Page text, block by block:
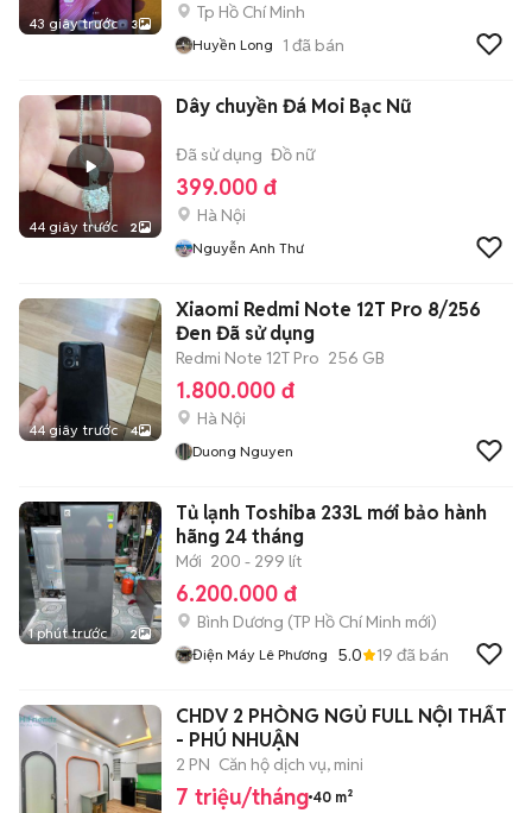
43 giây trước 3
Tp Hồ Chí Minh
Huyền Long 1 đã bán
44 giây trước 2
Dây chuyền Đá Moi Bạc Nữ
Đã sử dụng Đồ nữ
399.000 đ
Hà Nội
Nguyễn Anh Thư
44 giây trước 4
Xiaomi Redmi Note 12T Pro 8/256
Đen Đã sử dụng
Redmi Note 12T Pro 256 GB
1.800.000 đ
Hà Nội
Duong Nguyen
1 phút trước 2
Tủ lạnh Toshiba 233L mới bảo hành
hãng 24 tháng
Mới 200 - 299 lít
6.200.000 đ
Bình Dương (TP Hồ Chí Minh mới)
Điện Máy Lê Phương 5.0 19 đã bán
CHDV 2 PHÒNG NGỦ FULL NỘI THẤT
- PHÚ NHUẬN
2 PN Căn hộ dịch vụ, mini
7 triệu/tháng 40 m²